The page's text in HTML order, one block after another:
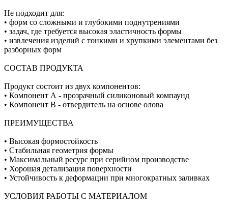
Не подходит для:
• форм со сложными и глубокими поднутрениями
• задач, где требуется высокая эластичность формы
• извлечения изделий с тонкими и хрупкими элементами без
разборных форм
СОСТАВ ПРОДУКТА
Продукт состоит из двух компонентов:
• Компонент А - прозрачный силиконовый компаунд
• Компонент В - отвердитель на основе олова
ПРЕИМУЩЕСТВА
• Высокая формостойкость
• Стабильная геометрия формы
• Максимальный ресурс при серийном производстве
• Хорошая детализация поверхности
• Устойчивость к деформации при многократных заливках
УСЛОВИЯ РАБОТЫ С МАТЕРИАЛОМ